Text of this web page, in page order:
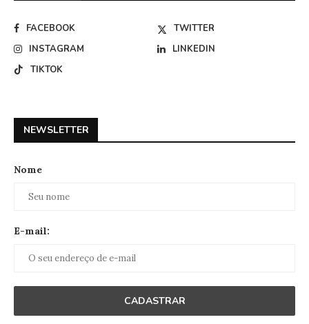
FACEBOOK
TWITTER
INSTAGRAM
LINKEDIN
TIKTOK
NEWSLETTER
Nome
E-mail: